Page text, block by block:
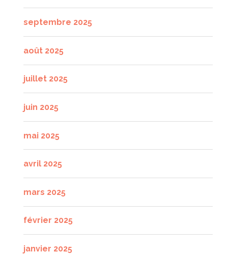
septembre 2025
août 2025
juillet 2025
juin 2025
mai 2025
avril 2025
mars 2025
février 2025
janvier 2025